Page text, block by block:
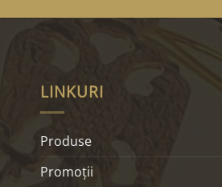
LINKURI
Produse
Promoţii